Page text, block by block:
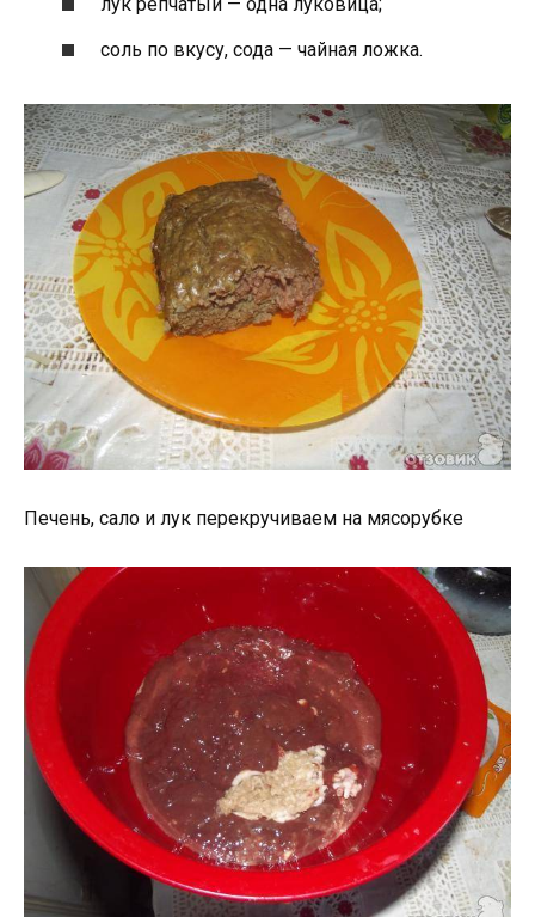
соль по вкусу, сода — чайная ложка.
Печень, сало и лук перекручиваем на мясорубке